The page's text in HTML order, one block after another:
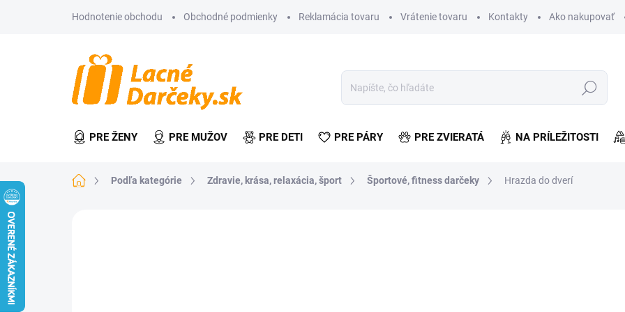
Hodnotenie obchodu Obchodné podmienky Reklamácia tovaru Vrátenie tovaru Kontakty Ako nakupovať
Hľadať
PRE ŽENY PRE MUŽOV PRE DETI PRE PÁRY PRE ZVIERATÁ NA PRÍLEŽITOSTI
DomovPodľa kategórie Zdravie, krása, relaxácia, šport Športové, fitness darčeky Hrazda do dverí